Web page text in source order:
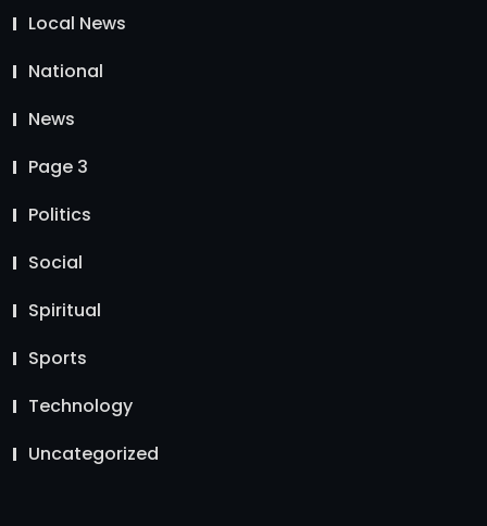
Local News
National
News
Page 3
Politics
Social
Spiritual
Sports
Technology
Uncategorized